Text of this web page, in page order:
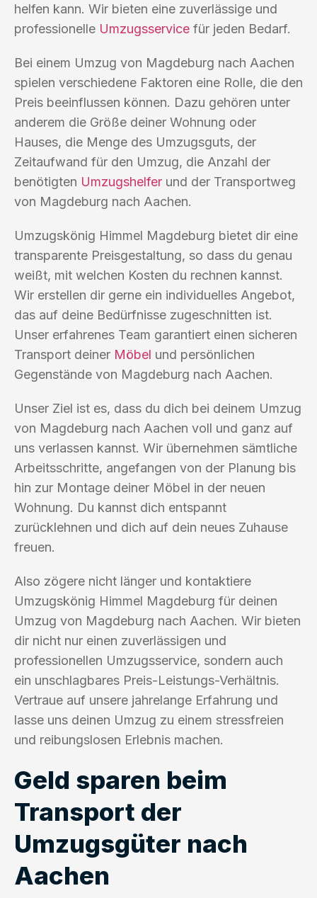
helfen kann. Wir bieten eine zuverlässige und
professionelle Umzugsservice für jeden Bedarf.
Bei einem Umzug von Magdeburg nach Aachen
spielen verschiedene Faktoren eine Rolle, die den
Preis beeinflussen können. Dazu gehören unter
anderem die Größe deiner Wohnung oder
Hauses, die Menge des Umzugsguts, der
Zeitaufwand für den Umzug, die Anzahl der
benötigten Umzugshelfer und der Transportweg
von Magdeburg nach Aachen.
Umzugskönig Himmel Magdeburg bietet dir eine
transparente Preisgestaltung, so dass du genau
weißt, mit welchen Kosten du rechnen kannst.
Wir erstellen dir gerne ein individuelles Angebot,
das auf deine Bedürfnisse zugeschnitten ist.
Unser erfahrenes Team garantiert einen sicheren
Transport deiner Möbel und persönlichen
Gegenstände von Magdeburg nach Aachen.
Unser Ziel ist es, dass du dich bei deinem Umzug
von Magdeburg nach Aachen voll und ganz auf
uns verlassen kannst. Wir übernehmen sämtliche
Arbeitsschritte, angefangen von der Planung bis
hin zur Montage deiner Möbel in der neuen
Wohnung. Du kannst dich entspannt
zurücklehnen und dich auf dein neues Zuhause
freuen.
Also zögere nicht länger und kontaktiere
Umzugskönig Himmel Magdeburg für deinen
Umzug von Magdeburg nach Aachen. Wir bieten
dir nicht nur einen zuverlässigen und
professionellen Umzugsservice, sondern auch
ein unschlagbares Preis-Leistungs-Verhältnis.
Vertraue auf unsere jahrelange Erfahrung und
lasse uns deinen Umzug zu einem stressfreien
und reibungslosen Erlebnis machen.
Geld sparen beim
Transport der
Umzugsgüter nach
Aachen